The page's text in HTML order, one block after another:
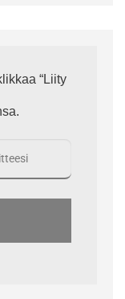
“Liity